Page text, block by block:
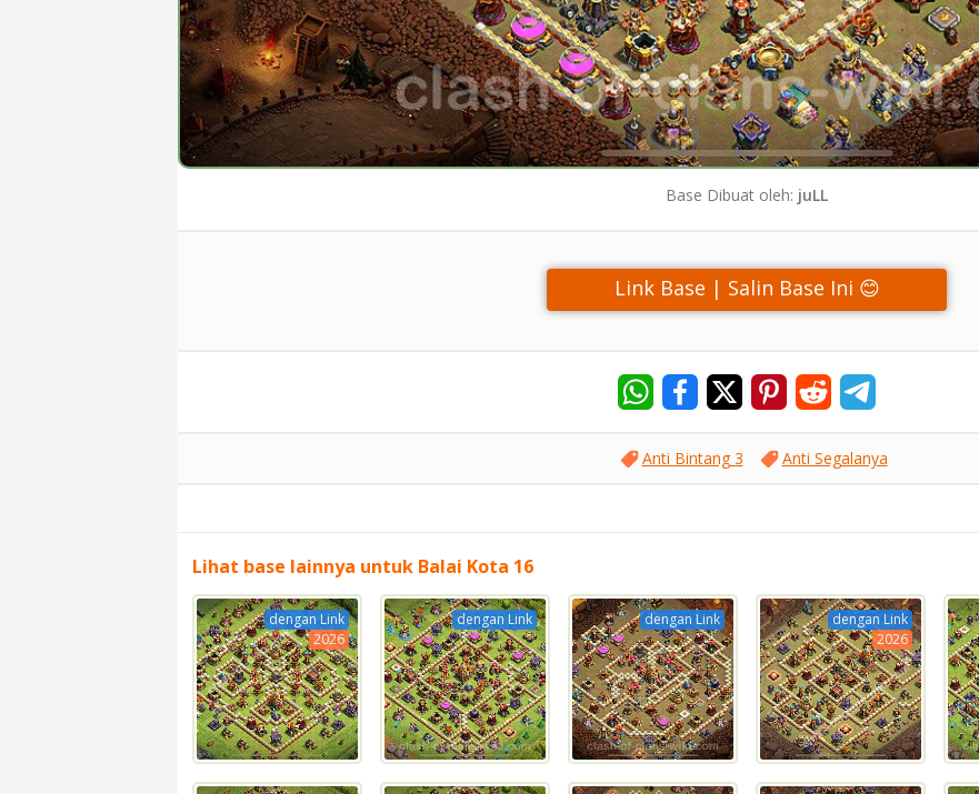
Base Dibuat oleh: juLL
Link Base | Salin Base Ini 😊
Anti Bintang 3 Anti Segalanya
Lihat base lainnya untuk Balai Kota 16
dengan Link
2026
dengan Link dengan Link
dengan Link
2026